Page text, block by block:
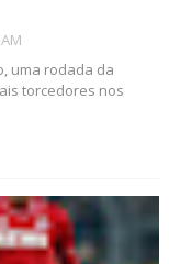
uma rodada da
torcedores nos